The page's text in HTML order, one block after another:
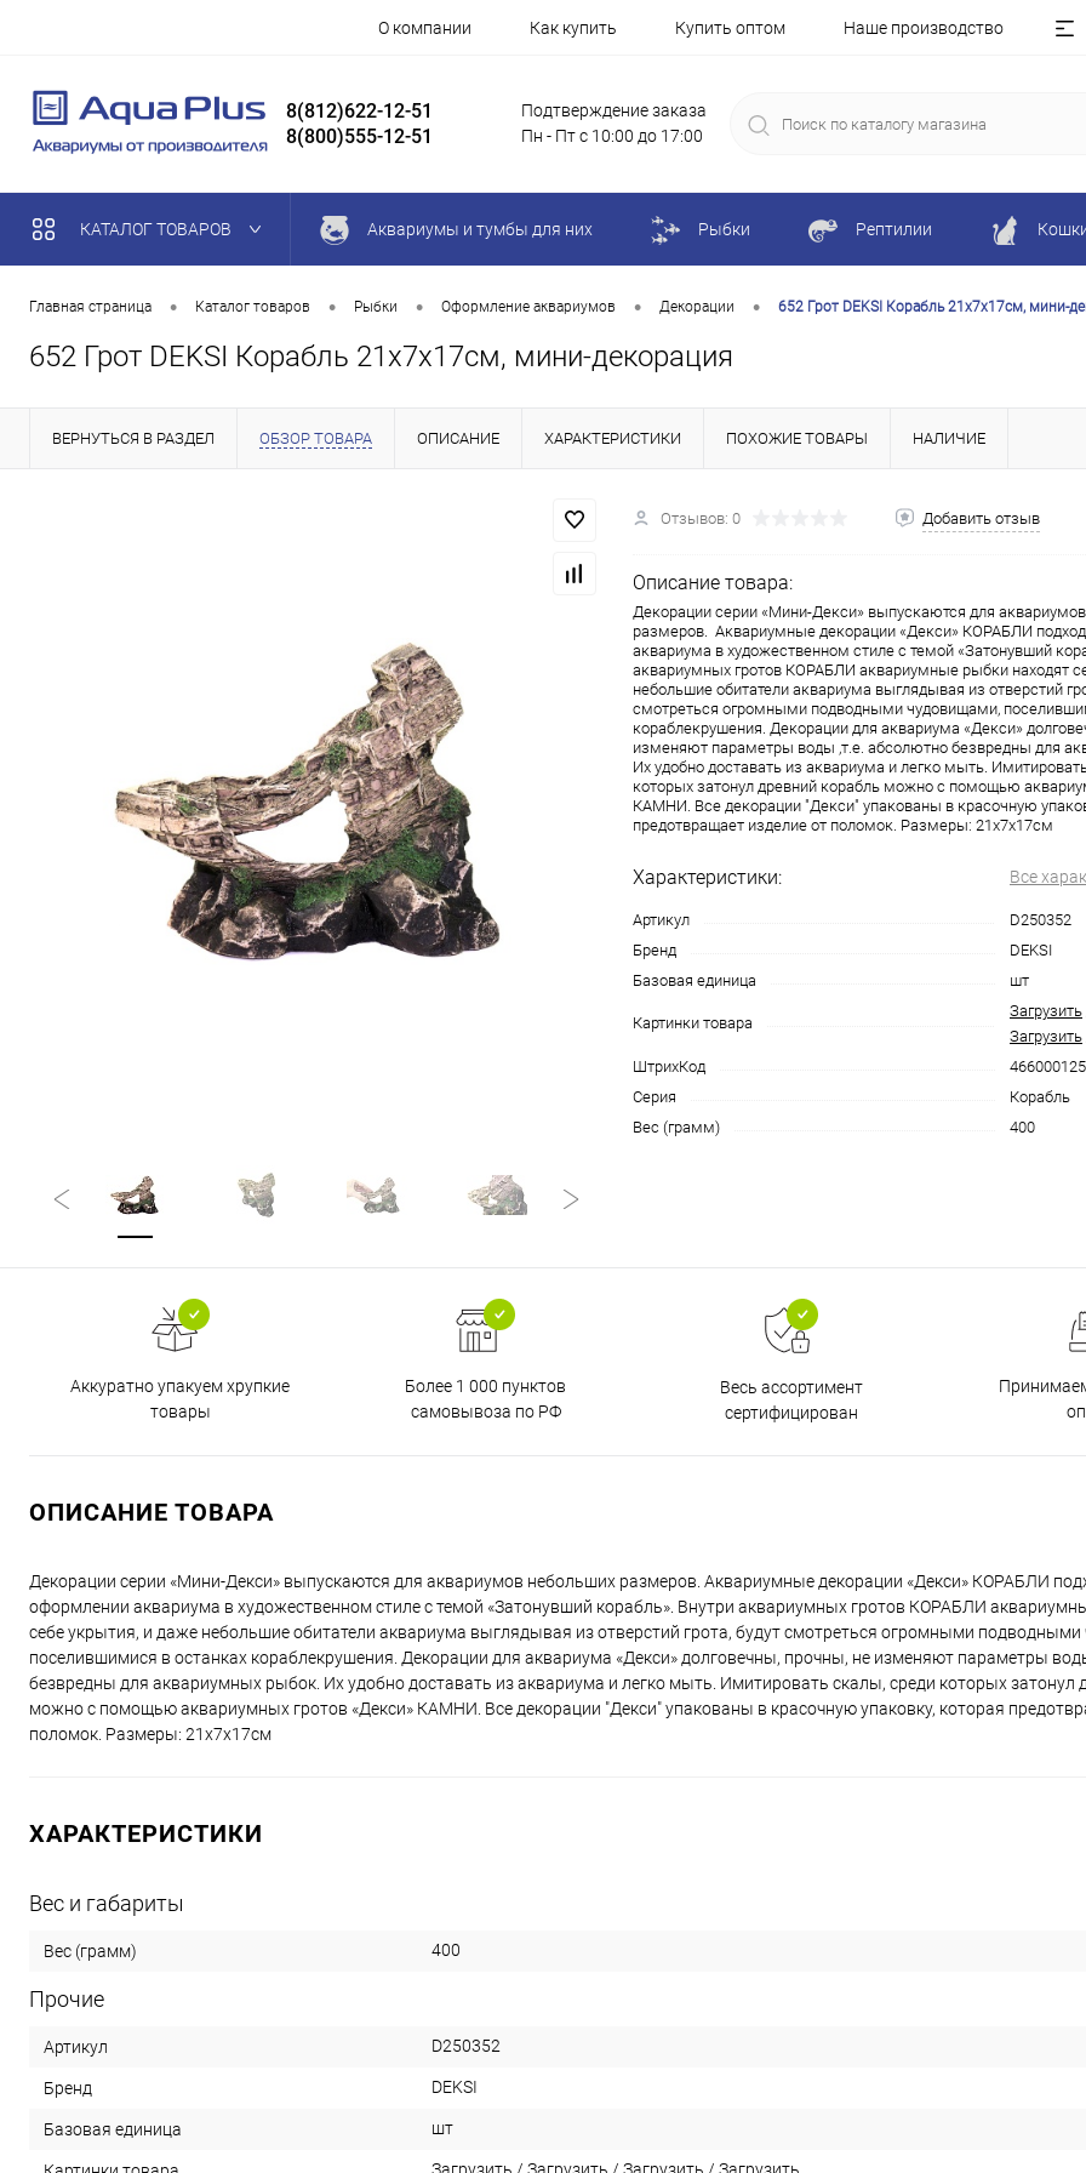
О компании Как купить Купить оптом Наше производство
8(812)622-12-51
8(800)555-12-51
Подтверждение заказа
Пн - Пт с 10:00 до 17:00
КАТАЛОГ ТОВАРОВ Аквариумы и тумбы для них Рыбки Рептилии
Главная страница • Каталог товаров • Рыбки • Оформление аквариумов • Декорации • 652 Грот DEKSI Корабль 21х7х17см, мини-
652 Грот DEKSI Корабль 21х7х17см, мини-декорация
ВЕРНУТЬСЯ В РАЗДЕЛ ОБЗОР ТОВАРА ОПИСАНИЕ ХАРАКТЕРИСТИКИ ПОХОЖИЕ ТОВАРЫ НАЛИЧИЕ
Отзывов: 0 Добавить отзыв
Описание товара:
Декорации серии «Мини-Декси» выпускаются для
размеров. Аквариумные декорации «Декси» КОРАБЛИ
аквариума в художественном стиле с темой «Затонувший
аквариумных гротов КОРАБЛИ аквариумные рыбки находят
небольшие обитатели аквариума выглядывая из отверстий
смотреться огромными подводными чудовищами,
кораблекрушения. Декорации для аквариума «Декси»
изменяют параметры воды ,т.е. абсолютно безвредны для
Их удобно доставать из аквариума и легко мыть.
которых затонул древний корабль можно с помощью
КАМНИ. Все декорации "Декси" упакованы в красочную
предотвращает изделие от поломок. Размеры: 21х7х17см
Характеристики: Все
Артикул
D250352
Бренд
DEKSI
Базовая единица
шт
Картинки товара
Загрузить
Загрузить
ШтрихКод
Серия
Корабль
Вес (грамм)
400
Аккуратно упакуем хрупкие
товары
Более 1 000 пунктов
самовывоза по РФ
Весь ассортимент
сертифицирован
ОПИСАНИЕ ТОВАРА
Декорации серии «Мини-Декси» выпускаются для аквариумов небольших размеров. Аквариумные декорации «Декси» КОРАБЛИ
оформлении аквариума в художественном стиле с темой «Затонувший корабль». Внутри аквариумных гротов КОРАБЛИ
себе укрытия, и даже небольшие обитатели аквариума выглядывая из отверстий грота, будут смотреться огромными
поселившимися в останках кораблекрушения. Декорации для аквариума «Декси» долговечны, прочны, не изменяют параметры
безвредны для аквариумных рыбок. Их удобно доставать из аквариума и легко мыть. Имитировать скалы, среди которых затонул
можно с помощью аквариумных гротов «Декси» КАМНИ. Все декорации "Декси" упакованы в красочную упаковку, которая
поломок. Размеры: 21х7х17см
ХАРАКТЕРИСТИКИ
Вес и габариты
Вес (грамм) 400
Прочие
Артикул D250352
Бренд DEKSI
Базовая единица шт